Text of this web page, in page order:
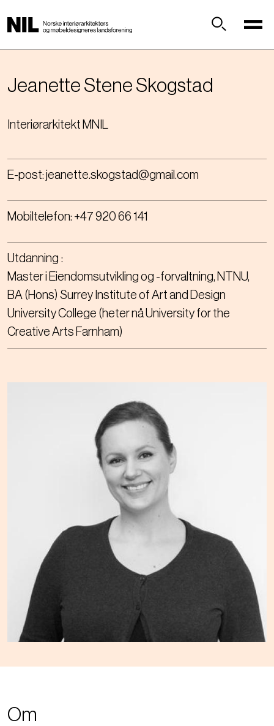
p
Jeanette Stene Skogstad
Interiørarkitekt MNIL
E-post: jeanette.skogstad@gmail.com
Mobiltelefon: +47 920 66 141
Utdanning
Master i Eiendomsutvikling og -forvaltning, NTNU
BA (Hons) Surrey Institute of Art and Design
University College (heter nå University for the
Creative Arts Farnham)
Om